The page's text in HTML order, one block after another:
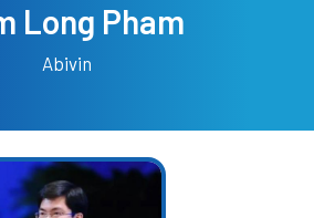
Long Pham
Abivin